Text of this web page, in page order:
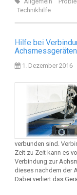
Technikhilfe
Hilfe bei
Achsmessgeräten
1. Dezember 2016
verbunden sind.
Zeit zu Zeit kann es
Verbindung zur
dieses nachdem der
Dabei verliert das